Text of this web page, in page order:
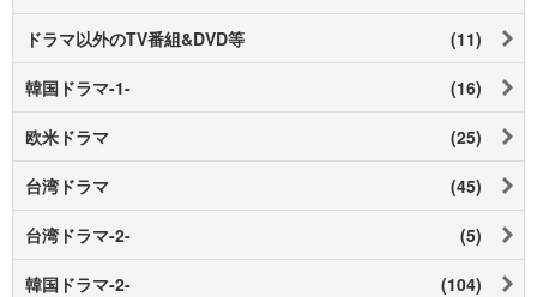
ドラマ以外のTV番組&DVD等 (11)
韓国ドラマ-1- (16)
欧米ドラマ (25)
台湾ドラマ (45)
台湾ドラマ-2- (5)
韓国ドラマ-2- (104)